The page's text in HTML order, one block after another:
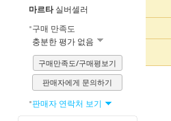
마르타 실버셀러
구매 만족도
충분한 평가 없음
구매만족도/구매평보기
판매자에게 문의하기
판매자 연락처 보기